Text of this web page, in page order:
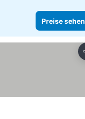
Preise sehen